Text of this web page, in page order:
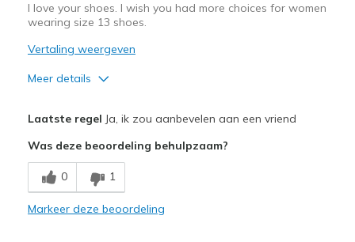
Sizing
Feels true to size
I love your shoes. I wish you had more choices for women
wearing size 13 shoes.
Vertaling weergeven
Meer details
Stylish
Beste toepassingen
Casual Wear
Laatste regel Ja, ik zou aanbevelen aan een vriend
Was deze beoordeling behulpzaam?
0 1
Markeer deze beoordeling